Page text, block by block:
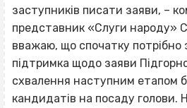
заступників писати заяви, –
представник «Слуги народу»
вважаю, що спочатку потрібно
підтримка щодо заяви
схвалення наступним етапом
кандидатів на посаду голови.